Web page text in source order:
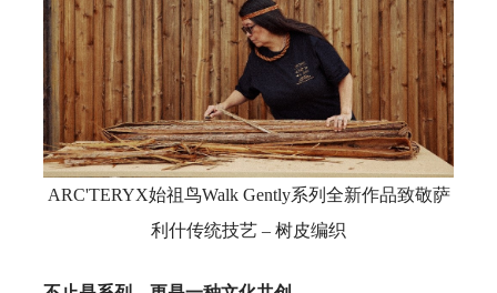
ARC'TERYX始祖鸟Walk Gently系列全新作品致敬萨
利什传统技艺 – 树皮编织